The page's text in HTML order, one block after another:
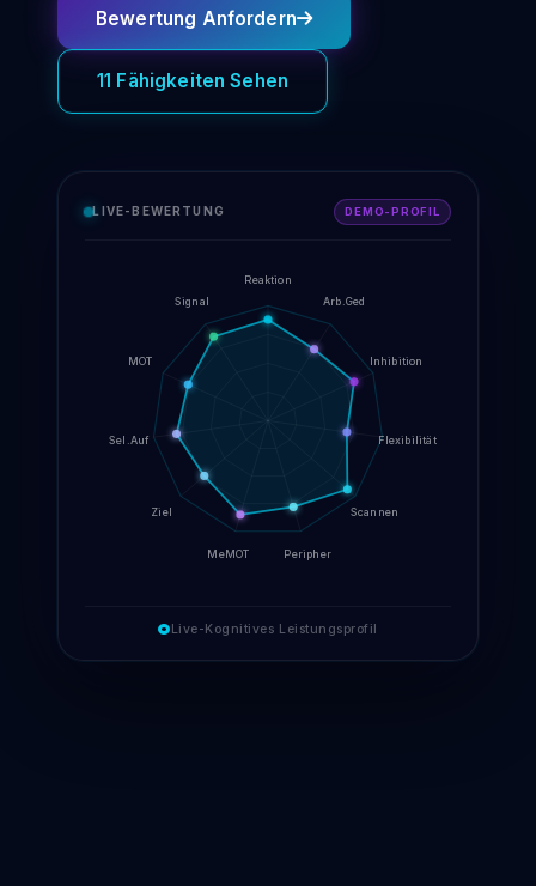
Bewertung Anfordern
11 Fähigkeiten Sehen
LIVE-BEWERTUNG DEMO-PROFIL
Reaktion
Arb.Ged
Inhibition
Flexibilität
Scannen
Peripher
MeMOT
Ziel
Sel.Auf
MOT
Signal
Live-Kognitives Leistungsprofil